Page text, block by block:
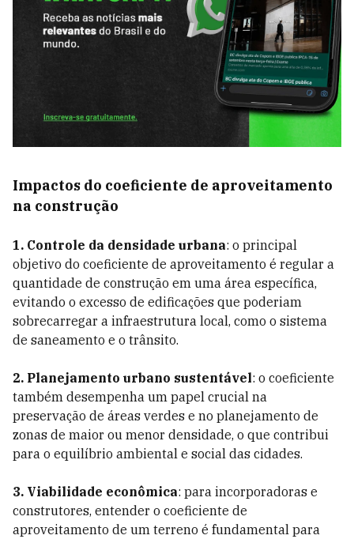
Impactos do coeficiente de aproveitamento
na construção
1. Controle da densidade urbana: o principal
objetivo do coeficiente de aproveitamento é regular a
quantidade de construção em uma área específica,
evitando o excesso de edificações que poderiam
sobrecarregar a infraestrutura local, como o sistema
de saneamento e o trânsito.
2. Planejamento urbano sustentável: o coeficiente
também desempenha um papel crucial na
preservação de áreas verdes e no planejamento de
zonas de maior ou menor densidade, o que contribui
para o equilíbrio ambiental e social das cidades.
3. Viabilidade econômica: para incorporadoras e
construtores, entender o coeficiente de
aproveitamento de um terreno é fundamental para